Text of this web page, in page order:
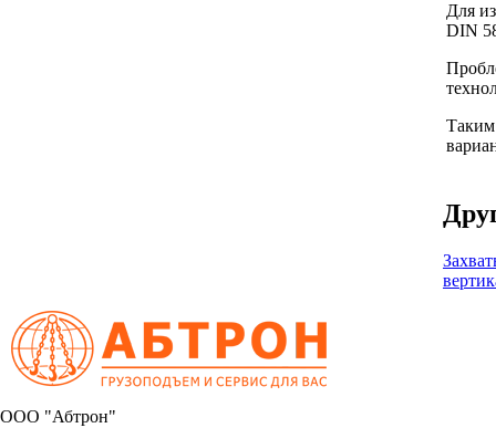
Для
DIN
Таким
OOO "Абтрон"